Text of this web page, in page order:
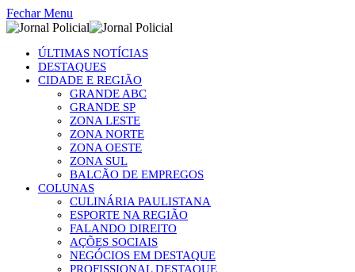
Fechar Menu
ÚLTIMAS NOTÍCIAS
DESTAQUES
CIDADE E REGIÃO
GRANDE ABC
GRANDE SP
ZONA LESTE
ZONA NORTE
ZONA OESTE
ZONA SUL
BALCÃO DE EMPREGOS
COLUNAS
CULINÁRIA PAULISTANA
ESPORTE NA REGIÃO
FALANDO DIREITO
AÇÕES SOCIAIS
NEGÓCIOS EM DESTAQUE
PROFISSIONAL DESTAQUE